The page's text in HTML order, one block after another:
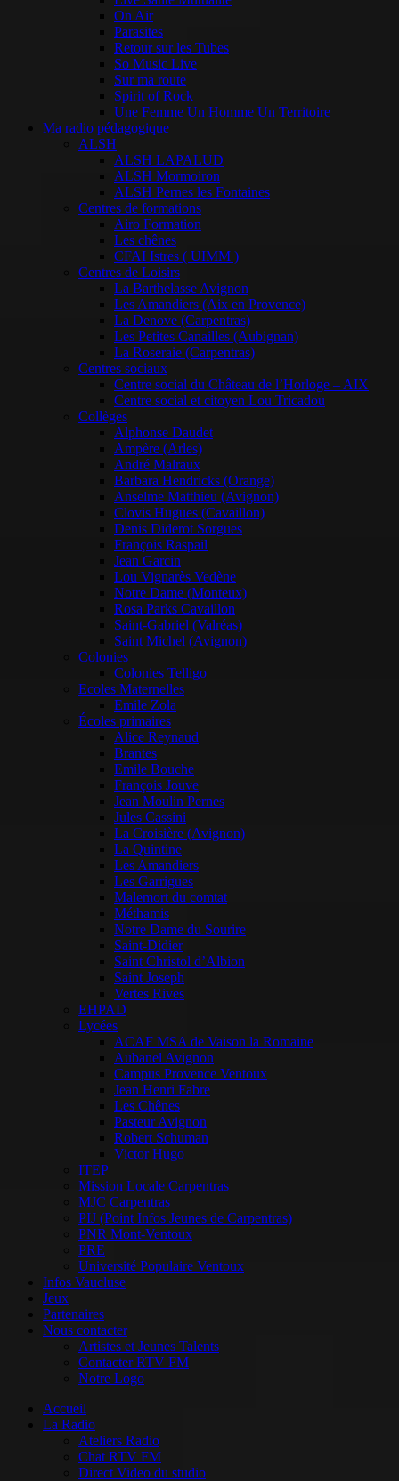
On Air
Parasites
Retour sur les Tubes
So Music Live
Sur ma route
Spirit of Rock
Une Femme Un Homme Un Territoire
Ma radio pédagogique
ALSH
ALSH LAPALUD
ALSH Mormoiron
ALSH Pernes les Fontaines
Centres de formations
Airo Formation
Les chênes
CFAI Istres ( UIMM )
Centres de Loisirs
La Barthelasse Avignon
Les Amandiers (Aix en Provence)
La Denove (Carpentras)
Les Petites Canailles (Aubignan)
La Roseraie (Carpentras)
Centres sociaux
Centre social du Château de l’Horloge – AIX
Centre social et citoyen Lou Tricadou
Collèges
Alphonse Daudet
Ampère (Arles)
André Malraux
Barbara Hendricks (Orange)
Anselme Matthieu (Avignon)
Clovis Hugues (Cavaillon)
Denis Diderot Sorgues
François Raspail
Jean Garcin
Lou Vignarès Vedène
Notre Dame (Monteux)
Rosa Parks Cavaillon
Saint-Gabriel (Valréas)
Saint Michel (Avignon)
Colonies
Colonies Telligo
Ecoles Maternelles
Emile Zola
Écoles primaires
Alice Reynaud
Brantes
Emile Bouche
François Jouve
Jean Moulin Pernes
Jules Cassini
La Croisière (Avignon)
La Quintine
Les Amandiers
Les Garrigues
Malemort du comtat
Méthamis
Notre Dame du Sourire
Saint-Didier
Saint Christol d’Albion
Saint Joseph
Vertes Rives
EHPAD
Lycées
ACAF MSA de Vaison la Romaine
Aubanel Avignon
Campus Provence Ventoux
Jean Henri Fabre
Les Chênes
Pasteur Avignon
Robert Schuman
Victor Hugo
ITEP
Mission Locale Carpentras
MJC Carpentras
PIJ (Point Infos Jeunes de Carpentras)
PNR Mont-Ventoux
PRE
Université Populaire Ventoux
Infos Vaucluse
Jeux
Partenaires
Nous contacter
Artistes et Jeunes Talents
Contacter RTV FM
Notre Logo
Accueil
La Radio
Ateliers Radio
Chat RTV FM
Direct Video du studio